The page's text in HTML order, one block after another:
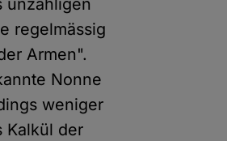
unzähligen
regelmässig
Armen".
Nonne
weniger
Kalkül der